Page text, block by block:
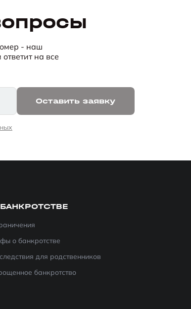
- наш
на все
Оставить заявку
о банкротстве
для родственников
банкротство